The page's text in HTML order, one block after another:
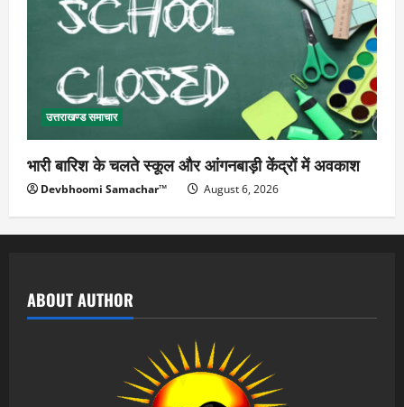
उत्तराखण्ड समाचार
भारी बारिश के चलते स्कूल और आंगनबाड़ी केंद्रों में अवकाश
Devbhoomi Samachar™ August 6, 2026
ABOUT AUTHOR